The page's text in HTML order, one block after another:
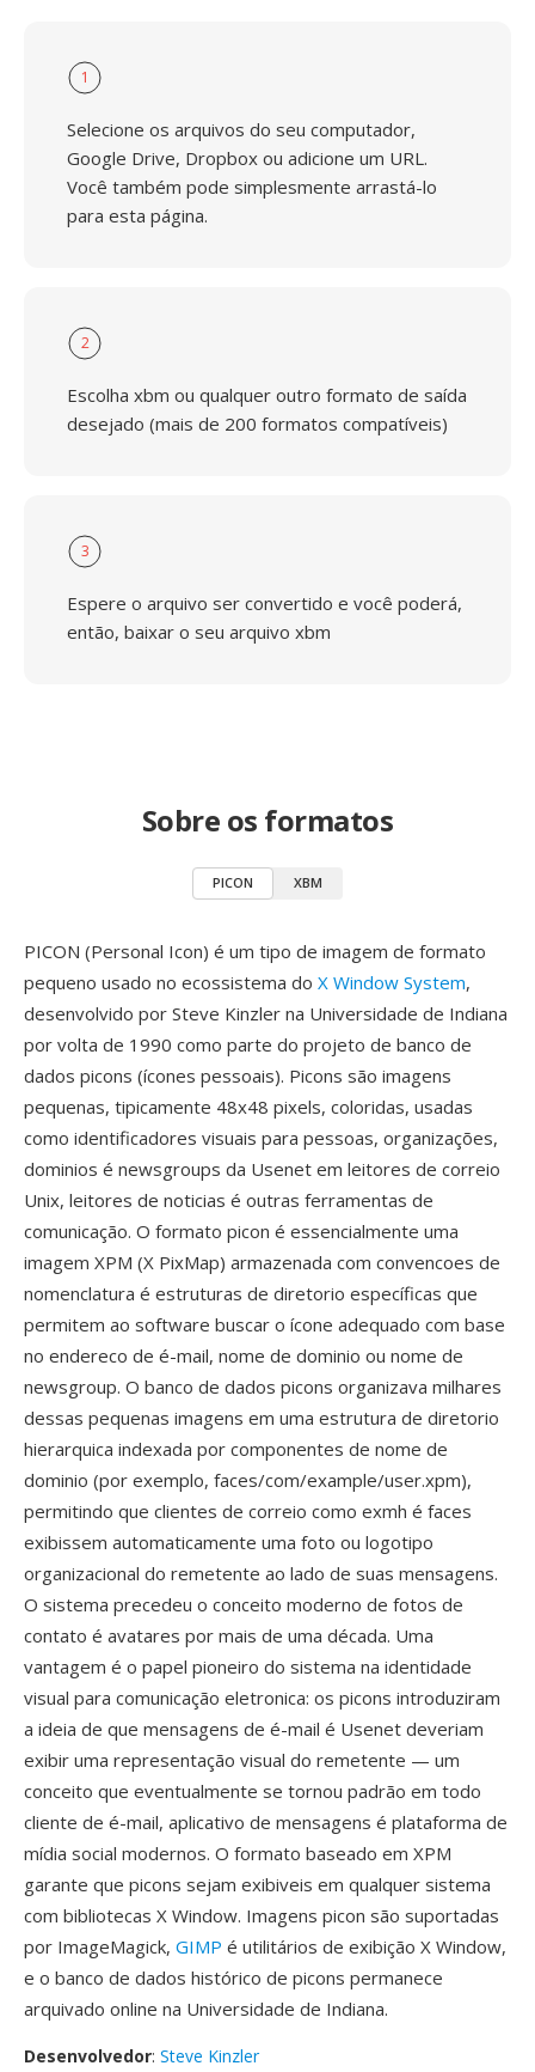
1
Selecione os arquivos do seu computador,
Google Drive, Dropbox ou adicione um URL.
Você também pode simplesmente arrastá-lo
para esta página.
2
Escolha xbm ou qualquer outro formato de saída
desejado (mais de 200 formatos compatíveis)
3
Espere o arquivo ser convertido e você poderá,
então, baixar o seu arquivo xbm
Sobre os formatos
PICON XBM
PICON (Personal Icon) é um tipo de imagem de formato
pequeno usado no ecossistema do X Window System,
desenvolvido por Steve Kinzler na Universidade de Indiana
por volta de 1990 como parte do projeto de banco de
dados picons (ícones pessoais). Picons são imagens
pequenas, tipicamente 48x48 pixels, coloridas, usadas
como identificadores visuais para pessoas, organizações,
dominios é newsgroups da Usenet em leitores de correio
Unix, leitores de noticias é outras ferramentas de
comunicação. O formato picon é essencialmente uma
imagem XPM (X PixMap) armazenada com convencoes de
nomenclatura é estruturas de diretorio específicas que
permitem ao software buscar o ícone adequado com base
no endereco de é-mail, nome de dominio ou nome de
newsgroup. O banco de dados picons organizava milhares
dessas pequenas imagens em uma estrutura de diretorio
hierarquica indexada por componentes de nome de
dominio (por exemplo, faces/com/example/user.xpm),
permitindo que clientes de correio como exmh é faces
exibissem automaticamente uma foto ou logotipo
organizacional do remetente ao lado de suas mensagens.
O sistema precedeu o conceito moderno de fotos de
contato é avatares por mais de uma década. Uma
vantagem é o papel pioneiro do sistema na identidade
visual para comunicação eletronica: os picons introduziram
a ideia de que mensagens de é-mail é Usenet deveriam
exibir uma representação visual do remetente — um
conceito que eventualmente se tornou padrão em todo
cliente de é-mail, aplicativo de mensagens é plataforma de
mídia social modernos. O formato baseado em XPM
garante que picons sejam exibiveis em qualquer sistema
com bibliotecas X Window. Imagens picon são suportadas
por ImageMagick, GIMP é utilitários de exibição X Window,
e o banco de dados histórico de picons permanece
arquivado online na Universidade de Indiana.
Desenvolvedor: Steve Kinzler